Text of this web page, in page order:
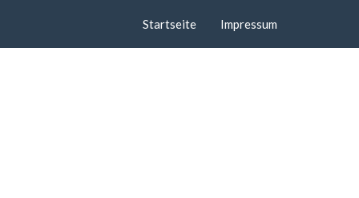
Startseite Impressum